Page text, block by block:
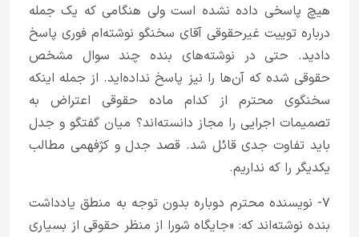
هیچ پاسخی داده نشده است ولی هنگامی که یک جمله
درباره توییت غیرحقوقی آقای سخنگو نوشته‌ام فوری پاسخ
دادید. حتی در نوشته‌های بنده چند سوال مشخص
حقوقی شده که آن‌ها را نیز پاسخ نداده‌اید. از جمله اینکه
سخنگوی محترم از کدام ماده حقوقی اعتراض به
تصمیمات اجرایی را مجاز دانسته‌اند؟ میان گفتگو و جدل
باید تفاوت جدی قائل شد. قصد جدل و کژفهمی مطالب
یکدیگر را که نداریم.
۷- نویسنده محترم دوباره بدون توجه به منطق یادداشت
بنده نوشته‌اند که: «جایگاه شورا از منظر حقوقی از بسیاری